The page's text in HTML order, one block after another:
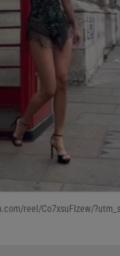
reel/Co7xsuFIzew/